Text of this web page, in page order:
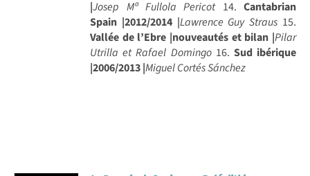
|Josep Mª Fullola Pericot14. Cantabrian
Spain |2012/2014 |Lawrence Guy Straus 15.
Vallée de l’Ebre |nouveautés et bilan |Pilar
Utrilla et Rafael Domingo16. Sud ibérique
|2006/2013 |Miguel Cortés Sánchez